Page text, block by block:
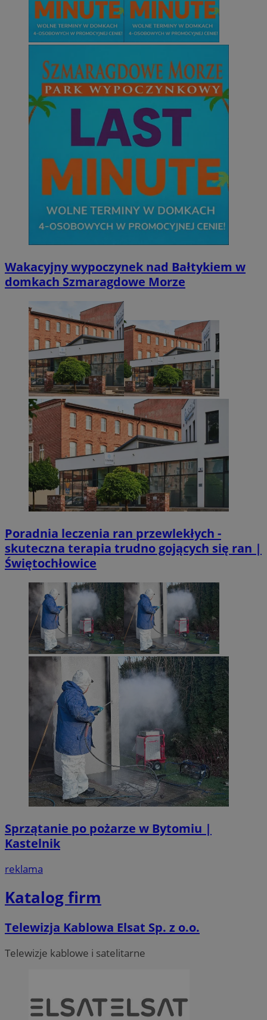
Wakacyjny wypoczynek nad Bałtykiem w
domkach Szmaragdowe Morze
Poradnia leczenia ran przewlekłych -
skuteczna terapia trudno gojących się ran |
Świętochłowice
Sprzątanie po pożarze w Bytomiu |
Kastelnik
reklama
Katalog firm
Telewizja Kablowa Elsat Sp. z o.o.
Telewizje kablowe i satelitarne